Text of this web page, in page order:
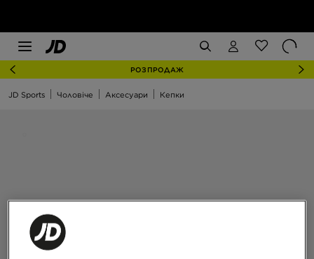
РОЗПРОДАЖ
JD Sports Чоловіче Аксесуари Кепки